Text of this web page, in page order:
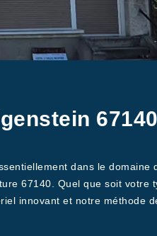
67140
dans le domaine
67140. Quel que soit votre
innovant et notre méthode